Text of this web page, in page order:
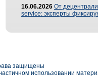
16.06.2026 От
service: эксперты
защищены
использовании